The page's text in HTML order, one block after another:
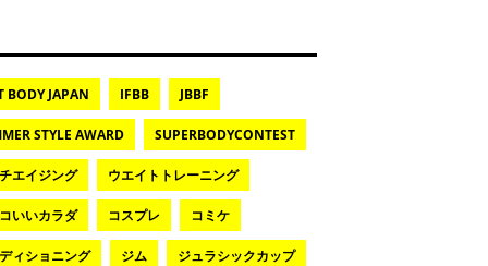
BODY JAPAN IFBB JBBF
STYLE AWARD SUPERBODYCONTEST
エイジング ウエイトトレーニング
いいカラダ コスプレ コミケ
ィショニング ジム ジュラシックカップ